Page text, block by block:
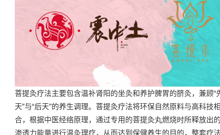
菩提灸疗法主要包含温补肾阳的坐灸和养护脾胃的脐灸，兼顾“
天”与“后天”的养生调理。菩提灸疗法将环保自然原料与高科技
合，根据中医经络原理，通过专用的菩提灸丸燃烧时所释放出
渗透力能量进行温灸理疗，从而达到保健养生的目的，整套疗